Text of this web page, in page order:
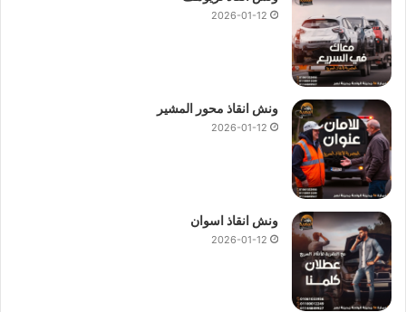
2026-01-12
ونش انقاذ محور المشير
2026-01-12
ونش انقاذ اسوان
2026-01-12